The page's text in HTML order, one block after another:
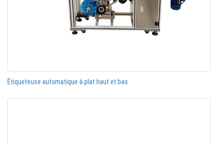
Étiqueteuse automatique à plat haut et bas